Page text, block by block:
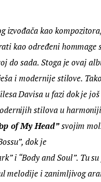
izvođača kao
kao određeni hommage
do sada. Stoga je ovaj
i modernije stilove.
Davisa u fazi dok je
stilova u
of My Head” svojim
dok je
i “Body and Soul”. Tu
melodije i zanimljivog